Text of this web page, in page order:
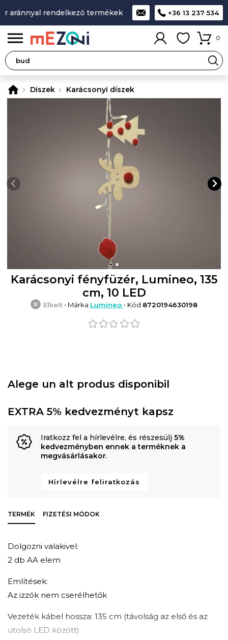
rendelkező termékek A legjobb design-minőség-
+36 13 237 534
0
Díszek Karácsonyi díszek
Karácsonyi fényfüzér, Lumineo, 135
cm, 10 LED
Elkelt• Márka Lumineo • Kód 8720194630198
Alege un alt produs disponibil
EXTRA 5% kedvezményt kapsz
Iratkozz fel a hírlevélre, és részesülj 5%
kedvezményben ennek a terméknek a
megvásárlásakor.
Hírlevélre feliratkozás
TERMÉK FIZETÉSI MÓDOK
Dolgozni valakivel:
2 db AA elem
Említések:
Az izzók nem cserélhetők
Vezeték kábel hossza: 135 cm (távolság az első és az
utolsó LED között)